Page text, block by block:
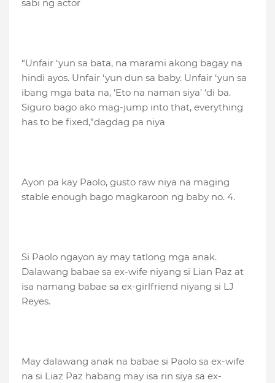
sabi ng actor
“Unfair ‘yun sa bata, na marami akong bagay na
hindi ayos. Unfair ‘yun dun sa baby. Unfair ‘yun sa
ibang mga bata na, ‘Eto na naman siya’ ‘di ba.
Siguro bago ako mag-jump into that, everything
has to be fixed,”dagdag pa niya
Ayon pa kay Paolo, gusto raw niya na maging
stable enough bago magkaroon ng baby no. 4.
Si Paolo ngayon ay may tatlong mga anak.
Dalawang babae sa ex-wife niyang si Lian Paz at
isa namang babae sa ex-girlfriend niyang si LJ
Reyes.
May dalawang anak na babae si Paolo sa ex-wife
na si Liaz Paz habang may isa rin siya sa ex-